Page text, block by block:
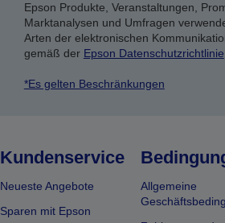
Epson Produkte, Veranstaltungen,
Marktanalysen und Umfragen
Arten der elektronischen
gemäß der Epson Datenschutzrichtlinie
*Es gelten Beschränkungen
Kundenservice
Neueste Angebote
Sparen mit Epson
Allgemeine